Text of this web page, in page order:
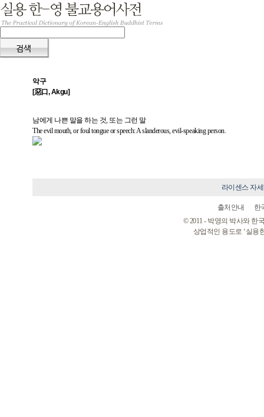
악구
[惡口, Akgu]
남에게 나쁜 말을 하는 것, 또는 그런 말
The evil mouth, or foul tongue or speech: A slanderous, evil-speaking person.
라이센스 자
출처안내
한
© 2011 - 박영의 박사와 한
상업적인 용도로 ‘실용